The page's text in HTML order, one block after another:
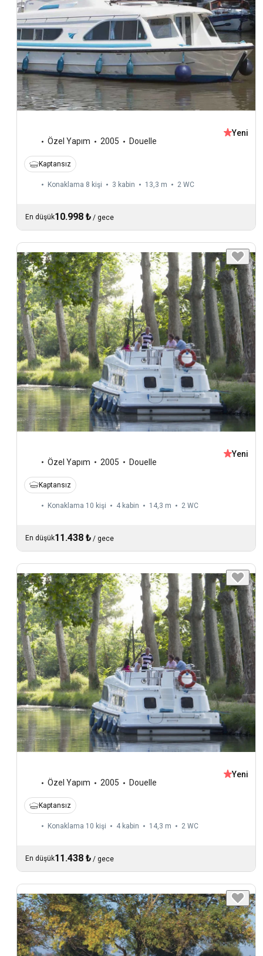
Özel Yapım 2005 Douelle
Yeni
Kaptansız
Konaklama 8 kişi 3 kabin 13,3 m 2 WC
En düşük10.998 ₺ / gece
Özel Yapım 2005 Douelle
Yeni
Kaptansız
Konaklama 10 kişi 4 kabin 14,3 m 2 WC
En düşük11.438 ₺ / gece
Özel Yapım 2005 Douelle
Yeni
Kaptansız
Konaklama 10 kişi 4 kabin 14,3 m 2 WC
En düşük11.438 ₺ / gece